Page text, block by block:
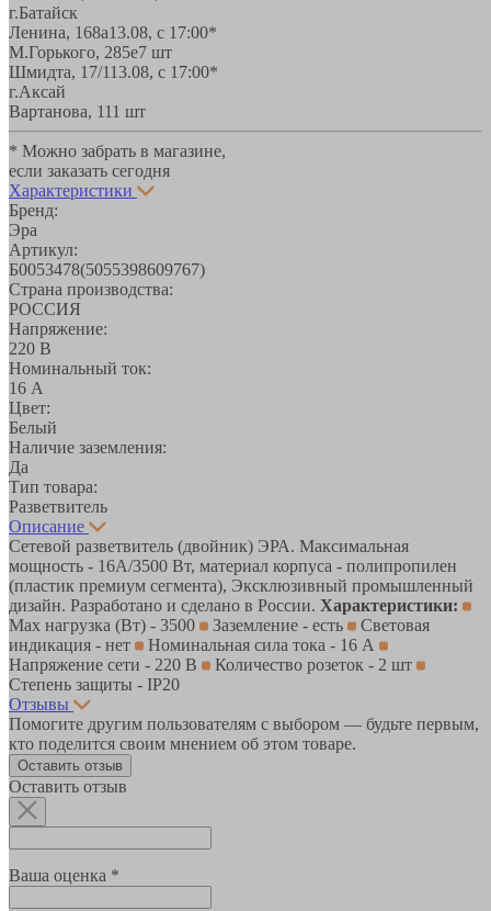
г.Батайск
Ленина, 168а13.08, с 17:00*
М.Горького, 285е7 шт
Шмидта, 17/113.08, с 17:00*
г.Аксай
Вартанова, 111 шт
* Можно забрать в магазине,
если заказать сегодня
Характеристики
Бренд:
Эра
Артикул:
Б0053478(5055398609767)
Страна производства:
РОССИЯ
Напряжение:
220 В
Номинальный ток:
16 А
Цвет:
Белый
Наличие заземления:
Да
Тип товара:
Разветвитель
Описание
Сетевой разветвитель (двойник) ЭРА. Максимальная
мощность - 16А/3500 Вт, материал корпуса - полипропилен
(пластик премиум сегмента), Эксклюзивный промышленный
дизайн. Разработано и сделано в России. Характеристики:
Max нагрузка (Вт) - 3500
Заземление - есть
Световая
индикация - нет
Номинальная сила тока - 16 А
Напряжение сети - 220 В
Количество розеток - 2 шт
Степень защиты - IP20
Отзывы
Помогите другим пользователям с выбором — будьте первым,
кто поделится своим мнением об этом товаре.
Оставить отзыв
Оставить отзыв
Ваша оценка *